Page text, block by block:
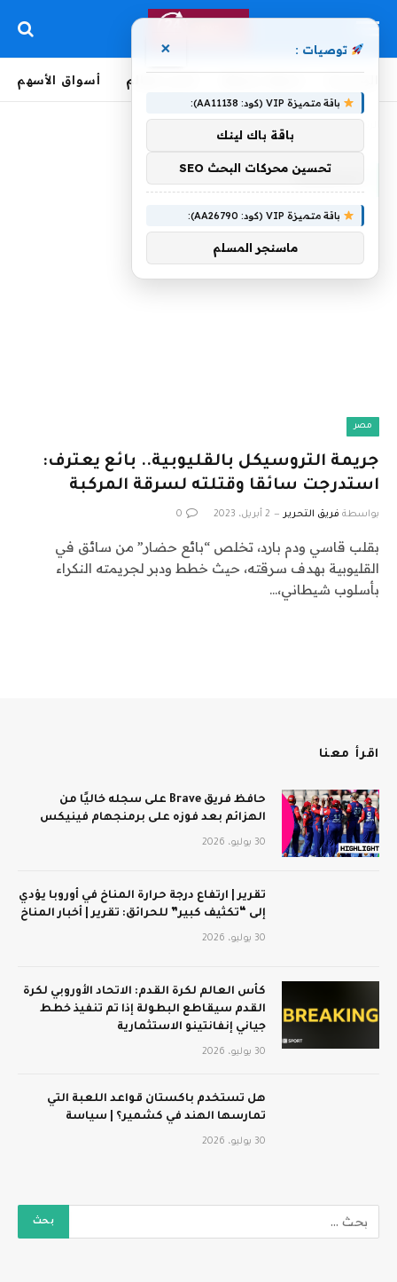
أخبار العالم أسواق الأسهم
استدرجت
مصر
جريمة التروسيكل بالقليوبية.. بائع يعترف:
استدرجت سائقا وقتلته لسرقة المركبة
بواسطة فريق التحرير 2 أبريل، 2023 0
بقلب قاسي ودم بارد، تخلص “بائع حضار” من سائق في
القليوبية بهدف سرقته، حيث خطط ودبر لجريمته النكراء
بأسلوب شيطاني،…
اقرأ معنا
حافظ فريق Brave على سجله خاليًا من
الهزائم بعد فوزه على برمنجهام فينيكس
30 يوليو، 2026
تقرير | ارتفاع درجة حرارة المناخ في أوروبا يؤدي
إلى “تكثيف كبير” للحرائق: تقرير | أخبار المناخ
30 يوليو، 2026
كأس العالم لكرة القدم: الاتحاد الأوروبي لكرة
القدم سيقاطع البطولة إذا تم تنفيذ خطط
جياني إنفانتينو الاستثمارية
30 يوليو، 2026
هل تستخدم باكستان قواعد اللعبة التي
تمارسها الهند في كشمير؟ | سياسة
30 يوليو، 2026
توصيات : ×
باقة متميزة VIP (كود: AA11138):
باقة باك لينك
تحسين محركات البحث SEO
باقة متميزة VIP (كود: AA26790):
ماسنجر المسلم